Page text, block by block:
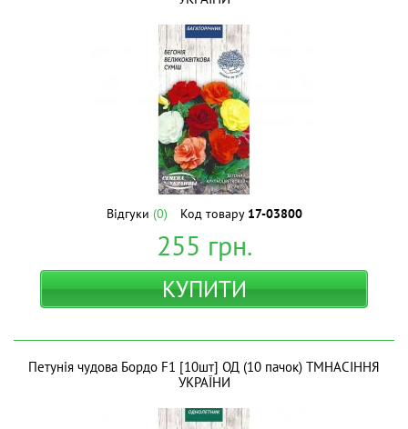
Відгуки (0) Код товару 17-03800
255 грн.
КУПИТИ
Петунія чудова Бордо F1 [10шт] ОД (10 пачок) ТМНАСІННЯ
УКРАЇНИ